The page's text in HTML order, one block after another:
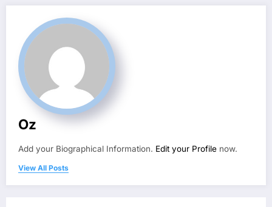
Oz
Add your Biographical Information. Edit your Profile now.
View All Posts